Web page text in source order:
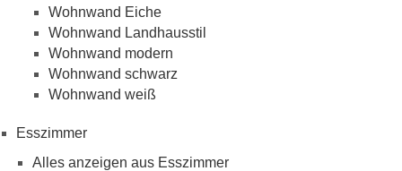
Wohnwand Eiche
Wohnwand Landhausstil
Wohnwand modern
Wohnwand schwarz
Wohnwand weiß
Esszimmer
Alles anzeigen aus Esszimmer